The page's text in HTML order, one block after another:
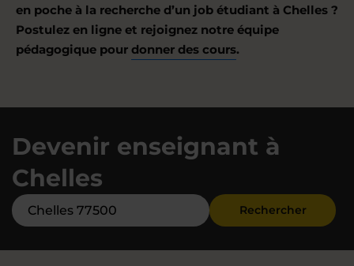
en poche à la recherche d’un job étudiant à Chelles ?
Postulez en ligne et rejoignez notre équipe
pédagogique pour donner des cours.
Devenir enseignant à
Chelles
Rechercher